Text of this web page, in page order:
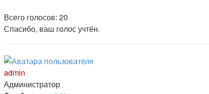
Всего голосов: 20
Спасибо, ваш голос учтён.
admin
Администратор